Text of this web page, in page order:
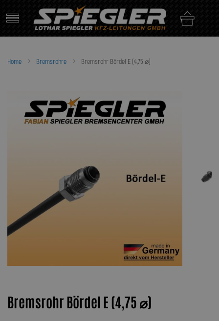
content
Home Bremsrohre Bremsrohr Bördel E (4,75 ⌀)
Bremsrohr Bördel E (4,75 ⌀)